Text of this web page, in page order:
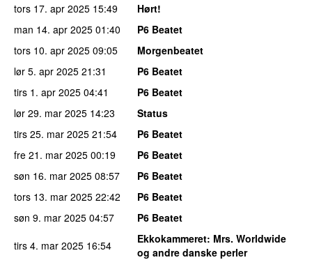
tors 17. apr 2025 15:49
Hørt!
man 14. apr 2025 01:40
P6 Beatet
tors 10. apr 2025 09:05
Morgenbeatet
lør 5. apr 2025 21:31
P6 Beatet
tirs 1. apr 2025 04:41
P6 Beatet
lør 29. mar 2025 14:23
Status
tirs 25. mar 2025 21:54
P6 Beatet
fre 21. mar 2025 00:19
P6 Beatet
søn 16. mar 2025 08:57
P6 Beatet
tors 13. mar 2025 22:42
P6 Beatet
søn 9. mar 2025 04:57
P6 Beatet
tirs 4. mar 2025 16:54 Ekkokammeret: Mrs. Worldwide
og andre danske perler